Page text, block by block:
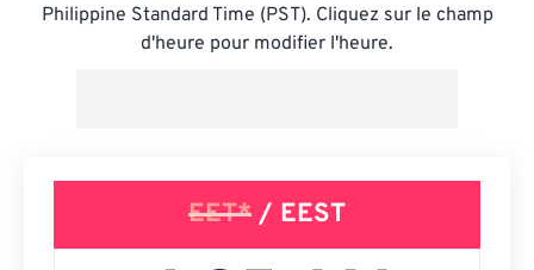
Philippine Standard Time (PST). Cliquez sur le champ
d'heure pour modifier l'heure.
EET* / EEST